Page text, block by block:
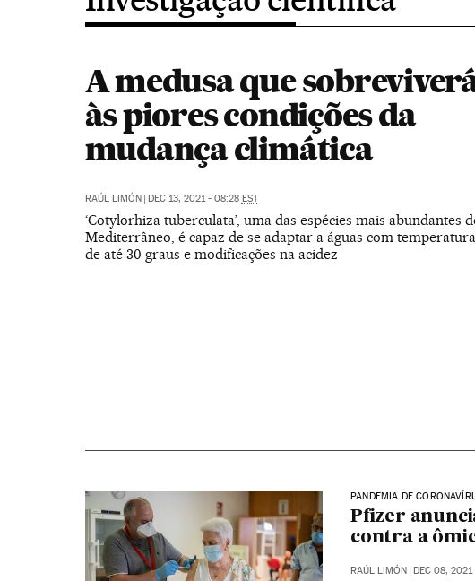
A medusa que
às piores condições da
mudança climática
RAÚL LIMÓN | DEC 13, 2021 - 08:28 EST
‘Cotylorhiza tuberculata’, uma das espécies mais abundantes
Mediterrâneo, é capaz de se adaptar a águas com
de até 30 graus e modificações na acidez
PANDEMIA DE
Pfizer
contra a
RAÚL LIMÓN | DEC 08,